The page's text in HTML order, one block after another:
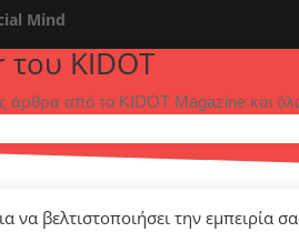
Mind
να βελτιστοποιήσει την εμπειρία
του KIDOT
από το KIDOT Magazine και